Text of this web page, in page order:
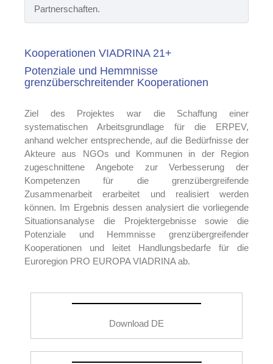
Partnerschaften.
Kooperationen VIADRINA 21+
Potenziale und Hemmnisse
grenzüberschreitender Kooperationen
Ziel des Projektes war die Schaffung einer
systematischen Arbeitsgrundlage für die ERPEV,
anhand welcher entsprechende, auf die Bedürfnisse der
Akteure aus NGOs und Kommunen in der Region
zugeschnittene Angebote zur Verbesserung der
Kompetenzen für die grenzübergreifende
Zusammenarbeit erarbeitet und realisiert werden
können. Im Ergebnis dessen analysiert die vorliegende
Situationsanalyse die Projektergebnisse sowie die
Potenziale und Hemmnisse grenzübergreifender
Kooperationen und leitet Handlungsbedarfe für die
Euroregion PRO EUROPA VIADRINA ab.
Download DE